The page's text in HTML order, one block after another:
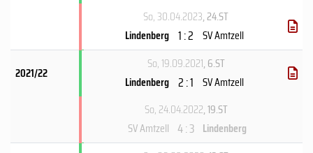
So, 30.04.2023, 24.ST
Lindenberg 1 : 2 SV Amtzell
2021/22
So, 19.09.2021, 6.ST
Lindenberg 2 : 1 SV Amtzell
So, 24.04.2022, 19.ST
SV Amtzell 4 : 3 Lindenberg